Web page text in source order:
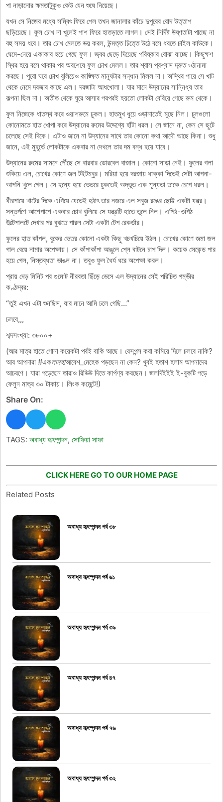
পা নাড়ানোর ক্ষমতাটুকুও কেউ যেন শুষে নিয়েছে।
যখন সে নিজের মধ্যে সম্বিৎ ফিরে পেল তখন জানালার কাঁচে দুপুরের রোদ উত্তাপ
ছড়িয়েছে। ফুল চোখ না খুলেই পাশ ফিরে হাতড়াতে লাগল। সেই নির্দিষ্ট উষ্ণতাটা পাচ্ছে না
বহু সময় ধরে। তার চোখ মেলতে ভয় করল, উন্মত্ত চিত্তে উঠে বসে ধরতে চাইল কাউকে।
ঘেমে-নেয়ে একাকার হয়ে গেছে ফুল। জ্বর ছেড়ে দিয়েছে পরিষ্কার বোঝা যাচ্ছে। কিছুক্ষণ
স্থির হয়ে বসে থাকার পর অবশেষে ফুল চোখ মেলল। তার শ্বাস প্রশ্বাস দ্রুত ওঠানামা
করছে। পুরো ঘরে চোখ বুলিয়েও কাঙ্ক্ষিত মানুষটার সন্ধান মিলল না। অস্থির পায়ে সে খাট
থেকে নেমে দরজার কাছে এল। দরজাটা আধখোলা। যার মানে উদ্যানের সান্নিধ্য তার
কল্পনা ছিল না। অতীত থেকে ঘুরে আসার পরপরই হয়তো লোকটা বেরিয়ে গেছে রুম থেকে।
ফুল নিজেকে ধাতস্থ করে ওয়াশরুমে ঢুকল। হাতমুখ ধুয়ে ওড়ানাতেই মুছে নিল। চুলগুলো
কোনোমতে হাত খোপা করে উদ্যানের রুমের উদ্দেশ্যে হাঁটা ধরল। সে জানে না, কেন সে ছুটে
চলেছে সেই দিকে। এটাও জানে না উদ্যানের সাথে তার কোনো কথা আদৌ আছে কিনা। শুধু
জানে, এই মুহূর্তে লোকটাকে একবার না দেখলে তার দম বন্ধ হয়ে যাবে।
উদ্যানের রুমের সামনে পৌঁছে সে বারবার ডোরবেল বাজাল। কোনো সাড়া নেই। ফুলের গলা
শুকিয়ে এল, চোখের কোণে জল টইটম্বুর। মরিয়া হয়ে দরজায় ধাক্কা দিতেই সেটা আপনা-
আপনি খুলে গেল। সে হন্যে হয়ে ভেতরে ঢুকতেই অদ্ভুত এক শূন্যতা তাকে চেপে ধরল।
ধীরপায়ে খাটের দিকে এগিয়ে যেতেই হঠাৎ তার নজরে এল সবুজ রঙের ছোট্ট একটা যন্ত্র।
সন্তর্পণে আশেপাশে একবার চোখ বুলিয়ে সে যন্ত্রটি হাতে তুলে নিল। এপিঠ-ওপিঠ
উল্টেপালটে দেখার পর বুঝতে পারল সেটা একটা টেপ রেকর্ডার।
ফুলের হাত কাঁপল, বুকের ভেতর কোনো একটা কিছু খচখচিয়ে উঠল। চোখের কোণে জমা জল
গাল বেয়ে নামার অপেক্ষায়। সে কাঁপাকাঁপা আঙুলে প্লে বাটনে চাপ দিল। কয়েক সেকেন্ড পার
হয়ে গেল, নিস্তব্ধতা ভাঙল না। তবুও ফুল ধৈর্য ধরে অপেক্ষা করল।
প্রায় দেড় মিনিট পর গুমোট নীরবতা ছিঁড়ে ভেসে এল উদ্যানের সেই পরিচিত গম্ভীর
কণ্ঠস্বর:
“তুই এখন এটা শুনছিস, যার মানে আমি চলে গেছি…”
চলবে,,,
শব্দসংখ্যা: ৩৮০০+
(আর মাত্র হাতে গোনা কয়েকটা পর্বই বাকি আছে। রেসপন্স করা কমিয়ে দিলে চলবে নাকি?
আর আপনারা #একলামহাআবেশ_মেহেক পড়ছেন না কেন? খুবই হতাশ হলাম আপনাদের
আচরণে। যারা পড়েছেন তারাও রিভিউ দিতে কার্পণ্য করছেন। জলদিইইই ই-বুকটি পড়ে
ফেলুন মাত্র ৩০ টাকায়। লিংক কমেন্টে!)
Share On:
TAGS: অবাধ্য হৃৎস্পন্দন, সোফিয়া সাফা
CLICK HERE GO TO OUR HOME PAGE
Related Posts
অবাধ্য হৃৎস্পন্দন পর্ব ৩৮
অবাধ্য হৃৎস্পন্দন পর্ব ৬১
অবাধ্য হৃৎস্পন্দন পর্ব ৩৯
অবাধ্য হৃৎস্পন্দন পর্ব ৪৭
অবাধ্য হৃৎস্পন্দন পর্ব ৭৬
অবাধ্য হৃৎস্পন্দন পর্ব ৩২